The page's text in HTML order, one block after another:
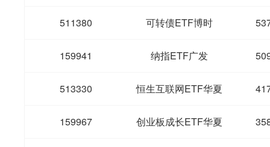
511380 可转债ETF博时
159941 纳指ETF广发
513330 恒生互联网ETF华夏
159967 创业板成长ETF华夏